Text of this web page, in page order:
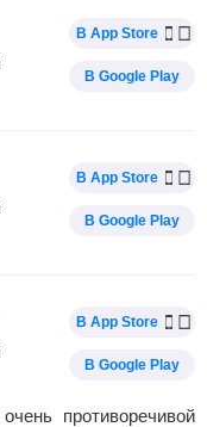
В App Store
В Google Play
В App Store
В Google Play
В App Store
В Google Play
противоречивой